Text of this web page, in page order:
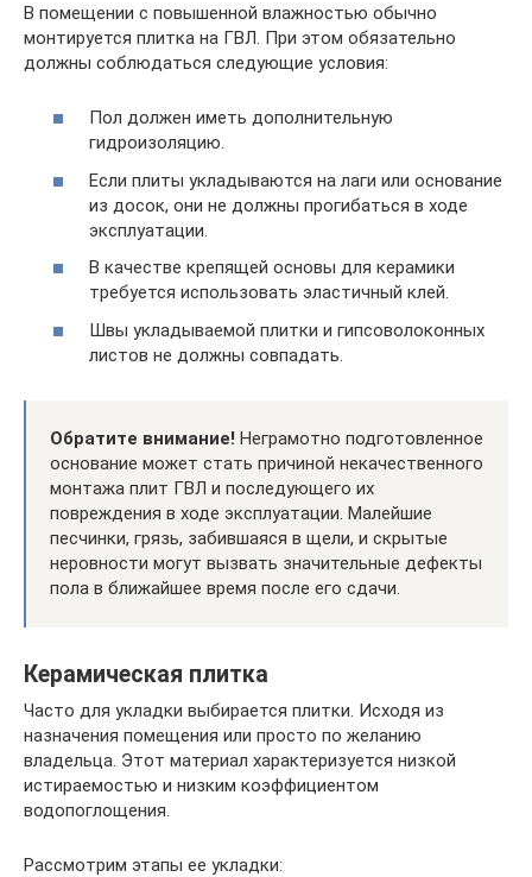
В помещении с повышенной влажностью обычно
монтируется плитка на ГВЛ. При этом обязательно
должны соблюдаться следующие условия:
Пол должен иметь дополнительную
гидроизоляцию.
Если плиты укладываются на лаги или основание
из досок, они не должны прогибаться в ходе
эксплуатации.
В качестве крепящей основы для керамики
требуется использовать эластичный клей.
Швы укладываемой плитки и гипсоволоконных
листов не должны совпадать.
Обратите внимание! Неграмотно подготовленное
основание может стать причиной некачественного
монтажа плит ГВЛ и последующего их
повреждения в ходе эксплуатации. Малейшие
песчинки, грязь, забившаяся в щели, и скрытые
неровности могут вызвать значительные дефекты
пола в ближайшее время после его сдачи.
Керамическая плитка
Часто для укладки выбирается плитки. Исходя из
назначения помещения или просто по желанию
владельца. Этот материал характеризуется низкой
истираемостью и низким коэффициентом
водопоглощения.
Рассмотрим этапы ее укладки: